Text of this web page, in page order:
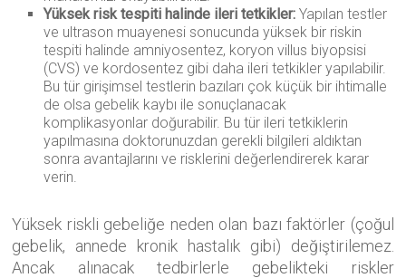
Yüksek risk tespiti halinde ileri tetkikler:Yapılan testler
ve ultrason muayenesi sonucunda yüksek bir riskin
tespiti halinde amniyosentez, koryon villus biyopsisi
(CVS) ve kordosentez gibi daha ileri tetkikler yapılabilir.
Bu tür girişimsel testlerin bazıları çok küçük bir ihtimalle
de olsa gebelik kaybı ile sonuçlanacak
komplikasyonlar doğurabilir. Bu tür ileri tetkiklerin
yapılmasına doktorunuzdan gerekli bilgileri aldıktan
sonra avantajlarını ve risklerini değerlendirerek karar
verin.
Yüksek riskli gebeliğe neden olan bazı faktörler (çoğul
gebelik, annede kronik hastalık gibi) değiştirilemez.
Ancak alınacak tedbirlerle gebelikteki riskler